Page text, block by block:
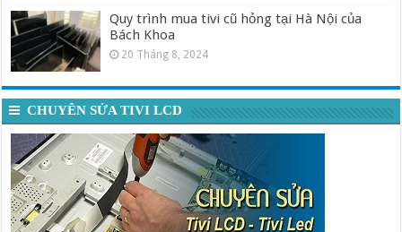
Quy trình mua tivi cũ hỏng tại Hà Nội của
Bách Khoa
20 Tháng 8, 2024
CHUYÊN SỬA TIVI LCD